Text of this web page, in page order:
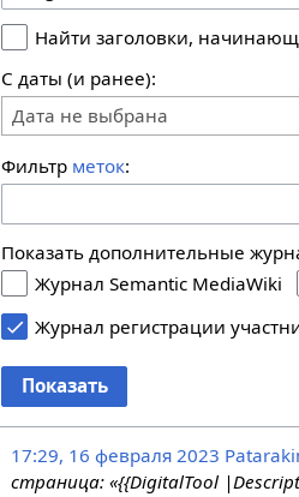
Найти заголовки,
С даты (и ранее):
Дата не выбрана
Фильтр меток:
Показать дополнительные
Журнал Semantic MediaWiki
Журнал регистрации
Показать
17:29, 16 февраля 2023
страница: «{{DigitalTool